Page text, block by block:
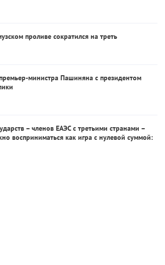
проливе сократился на треть
премьер-министра Пашиняна с президентом
– членов ЕАЭС с третьими странами –
восприниматься как игра с нулевой суммой: